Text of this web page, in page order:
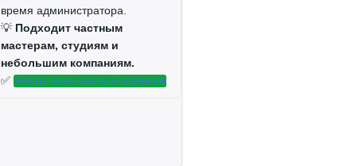
время администратора.
💡 Подходит частным
мастерам, студиям и
небольшим компаниям.
✅ Начать пользоваться сервисом